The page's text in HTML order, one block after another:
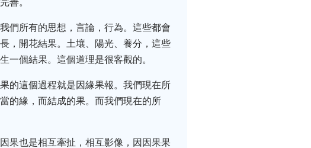
善。
們所有的思想，言論，行為。這些都會
，開花結果。土壤、陽光、養分，這些
一個結果。這個道理是很客觀的。
的這個過程就是因緣果報。我們現在所
的緣，而結成的果。而我們現在的所
果也是相互牽扯，相互影像，因因果果